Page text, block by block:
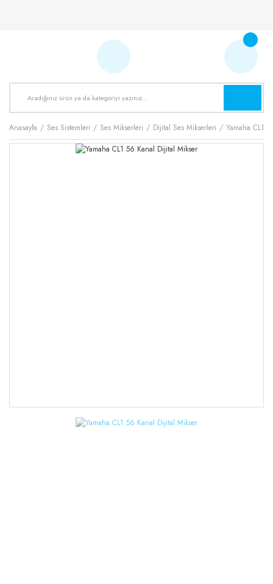
Anasayfa Ses Sistemleri Ses Mikserleri Dijital Ses Mikserleri Yamaha CL1